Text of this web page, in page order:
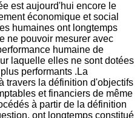
est aujourd'hui encore le
économique et social
humaines ont longtemps
ne pouvoir mesurer avec
humaine de
laquelle elles ne sont dotées
performants .La
travers la définition d'objectifs
et financiers de même
à partir de la définition
ont longtemps constitué